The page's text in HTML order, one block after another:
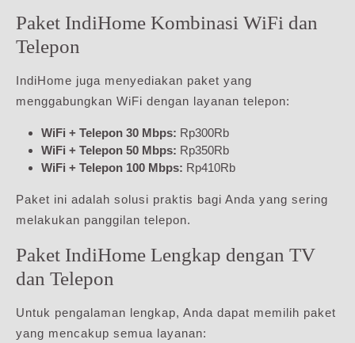
Paket IndiHome Kombinasi WiFi dan
Telepon
IndiHome juga menyediakan paket yang
menggabungkan WiFi dengan layanan telepon:
WiFi + Telepon 30 Mbps: Rp300Rb
WiFi + Telepon 50 Mbps: Rp350Rb
WiFi + Telepon 100 Mbps: Rp410Rb
Paket ini adalah solusi praktis bagi Anda yang sering
melakukan panggilan telepon.
Paket IndiHome Lengkap dengan TV
dan Telepon
Untuk pengalaman lengkap, Anda dapat memilih paket
yang mencakup semua layanan: